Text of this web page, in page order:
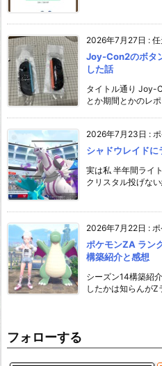
2026年7月27日 :
Joy-Con2のボタ
した話
タイトル通り Joy-
とか期間とかのレ
2026年7月23日 :
シャドウレイド
実は私 半年間ライ
クリスタル投げな
2026年7月22日 :
ポケモンZA ラン
構築紹介と感想
シーズン14構築紹
したかは知らんがZ
フォローする